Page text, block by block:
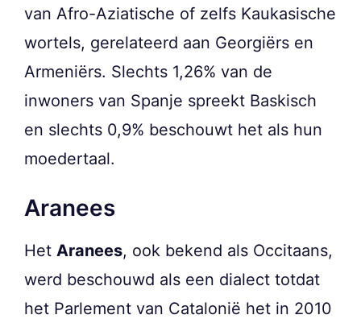
van Afro-Aziatische of zelfs Kaukasische
wortels, gerelateerd aan Georgiërs en
Armeniërs. Slechts 1,26% van de
inwoners van Spanje spreekt Baskisch
en slechts 0,9% beschouwt het als hun
moedertaal.
Aranees
Het Aranees, ook bekend als Occitaans,
werd beschouwd als een dialect totdat
het Parlement van Catalonië het in 2010